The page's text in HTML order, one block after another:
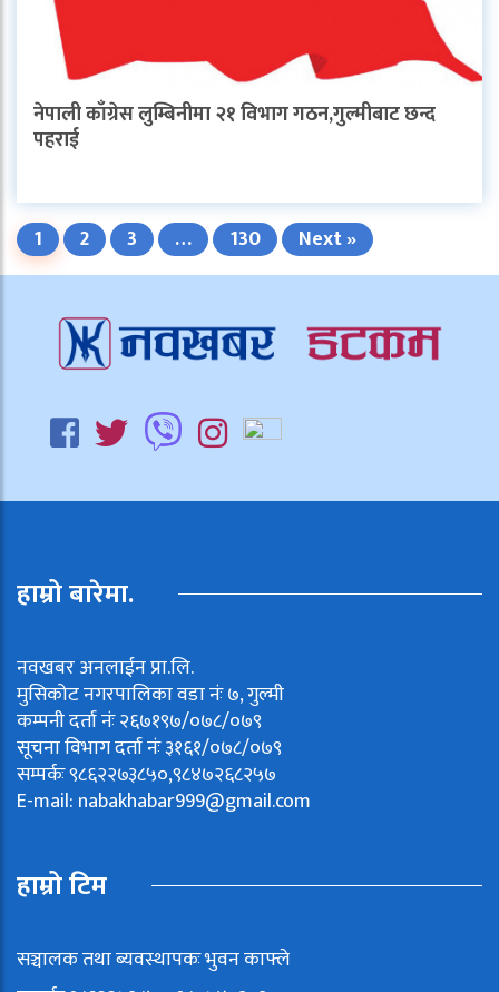
नेपाली काँग्रेस लुम्बिनीमा २१ विभाग गठन,गुल्मीबाट छन्द
पहराई
1 2 3 … 130 Next »
हाम्रो बारेमा.
नवखबर अनलाईन प्रा.लि.
मुसिकोट नगरपालिका वडा नंः ७, गुल्मी
कम्पनी दर्ता नंः २६७१९७/०७८/०७९
सूचना विभाग दर्ता नंः ३१६१/०७८/०७९
सम्पर्कः ९८६२२७३८५०,९८४७२६८२५७
E-mail: nabakhabar999@gmail.com
हाम्रो टिम
सञ्चालक तथा ब्यवस्थापकः भुवन काफ्ले